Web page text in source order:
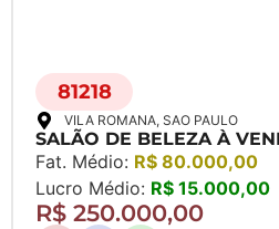
81218
VILA ROMANA, SAO PAULO
SALÃO DE BELEZA À
Fat. Médio: R$ 80.000,00
Lucro Médio: R$ 15.000,00
R$ 250.000,00